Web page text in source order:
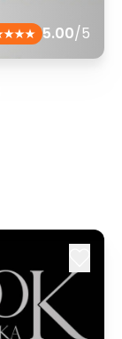
5.00/5